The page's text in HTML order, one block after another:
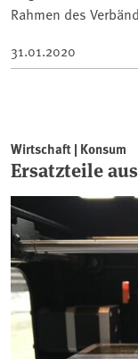
Rahmen des
31.01.2020
Wirtschaft | Konsum
Ersatzteile